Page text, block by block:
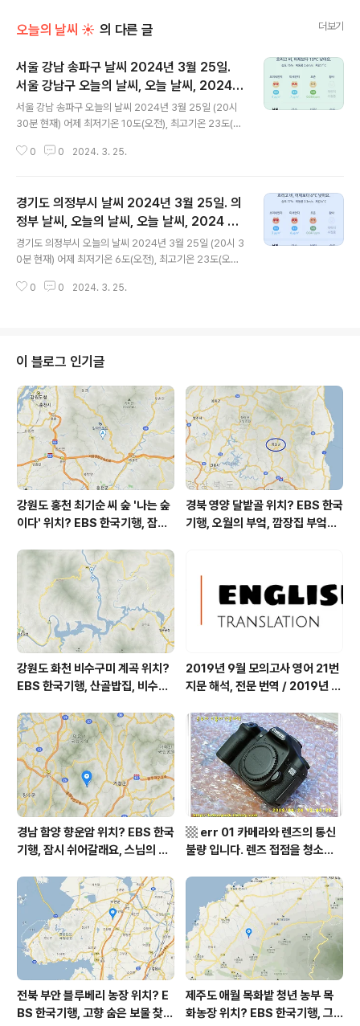
오늘의 날씨 ☀ 의 다른 글 더보기
서울 강남 송파구 날씨 2024년 3월 25일.
서울 강남구 오늘의 날씨, 오늘 날씨, 2024 0
325, 초미세먼지, 미세먼지, 황사, 자외선
서울 강남 송파구 오늘의 날씨 2024년 3월 25일 (20시
30분 현재) 어제 최저기온 10도(오전), 최고기온 23도(오
전), 13도(오후) 어제보다 2도 낮은 최저기온, 어제보다 9
지에서 시간별 기상 상태 참조 낮부터 비가 계속 내리고 있
습니다 대기상황 공기질은 어제 초미세먼지 보통 = 16
㎍/m³ 미세먼지는 보통 = 49 ㎍/m³ 황사는 보통 = 26
㎍/m³ 자외선 (오후) = 보통 오늘 초미세먼지 좋음 = 4
㎍/m³ 미세먼지는 좋음 = 7 ㎍/m³ 황사는 보통 = 10
㎍/m³ ( 경기 지역 평균 ) 자외선 (..
0 0 2024. 3. 25.
경기도 의정부시 날씨 2024년 3월 25일. 의
정부 날씨, 오늘의 날씨, 오늘 날씨, 2024 03
25, 초미세먼지, 미세먼지, 황사, 자외선
경기도 의정부시 오늘의 날씨 2024년 3월 25일 (20시 3
0분 현재) 어제 최저기온 6도(오전), 최고기온 23도(오후)
전), 11도(오후) 어제보다 1도 높은 최저기온, 어제보다 10
습니다 대기상황 공기질은 어제 초미세먼지 좋음 = 13
㎍/m³ 미세먼지는 보통 = 42 ㎍/m³ 황사는 보통 = 26
㎍/m³ 자외선 (오후) = 보통 오늘 초미세먼지 좋음 = 3
㎍/m³ 미세먼지는 좋음 = 6 ㎍/m³ 황사는 보통 = 10
㎍/m³ ( 경기 지역 평균 ) 자외선 (오..
0 0 2024. 3. 25.
이 블로그 인기글
강원도 홍천 최기순 씨 숲 '나는 숲
이다' 위치? EBS 한국기행, 잠시
군 최기순 씨 캠핑장 펜션 어디? /
강원도 홍천군 가볼 만한 곳, (구)
까르돈, kbs 인간극장
경북 영양 달밭골 위치? EBS 한국
기행, 오월의 부엌, 깜장집 부엌은
한 곳, 영양읍 상원리. KBS 인간극
장 임분노미 할머니
강원도 화천 비수구미 계곡 위치?
EBS 한국기행, 산골밥집, 비수구
부 화천군 비수구미 낙타민박 어
디? / 강원도 화천군 가볼 만한 곳
비수구미 마을, 파로호
2019년 9월 모의고사 영어 21번
지문 해석, 전문 번역 / 2019년 9
역, 평가원 2019년 고3 9월 영어
영역 외국어영역 전문 해석, Engli
sh to Korean translation
경남 함양 향운암 위치? EBS 한국
기행, 잠시 쉬어갈래요, 스님의 어
상남도 함양군 가볼 만한 곳, 용추
계곡 향운암 명천스님, 덕유산 황
석산 거망산 기백산
▩ err 01 카메라와 렌즈의 통신
불량 입니다. 렌즈 접점을 청소하
전북 부안 블루베리 농장 위치? E
BS 한국기행, 고향 숨은 보물 찾
제주도 애월 목화밭 청년 농부 목
화농장 위치? EBS 한국기행, 그